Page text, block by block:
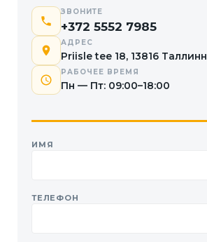
ЗВОНИТЕ
+372 5552 7985
АДРЕС
Priisle tee 18, 13816 Таллинн
РАБОЧЕЕ ВРЕМЯ
Пн — Пт: 09:00–18:00
ИМЯ
ТЕЛЕФОН